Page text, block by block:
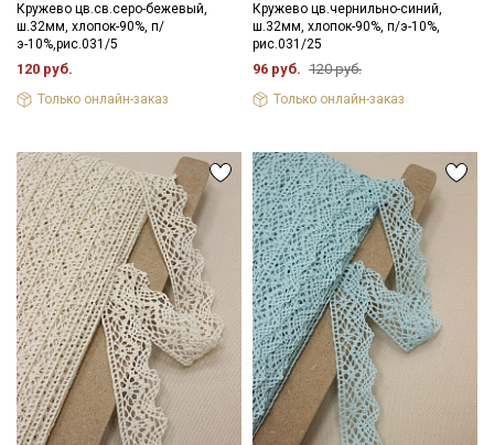
Кружево цв.св.серо-бежевый,
ш.32мм, хлопок-90%, п/
э-10%,рис.031/5
120 руб.
Только онлайн-заказ
Кружево цв.чернильно-синий,
ш.32мм, хлопок-90%, п/э-10%,
рис.031/25
96 руб. 120 руб.
Только онлайн-заказ